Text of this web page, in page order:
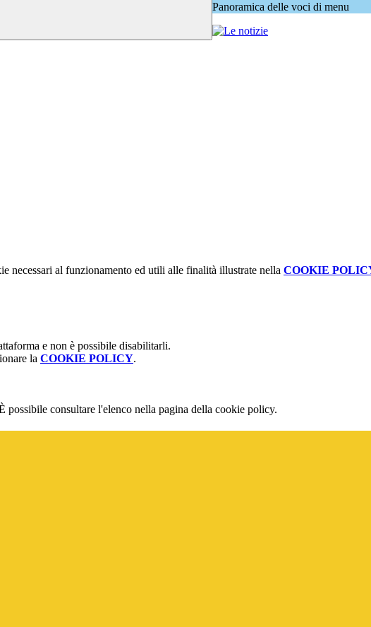
Panoramica delle voci di menu
necessari al funzionamento ed utili alle finalità illustrate nella COOKIE
e non è possibile disabilitarli.
la COOKIE POLICY.
possibile consultare l'elenco nella pagina della cookie policy.